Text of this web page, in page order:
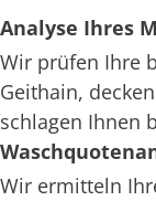
Analyse Ihres
Wir prüfen Ihre
Geithain,
schlagen Ihnen
Wir ermitteln